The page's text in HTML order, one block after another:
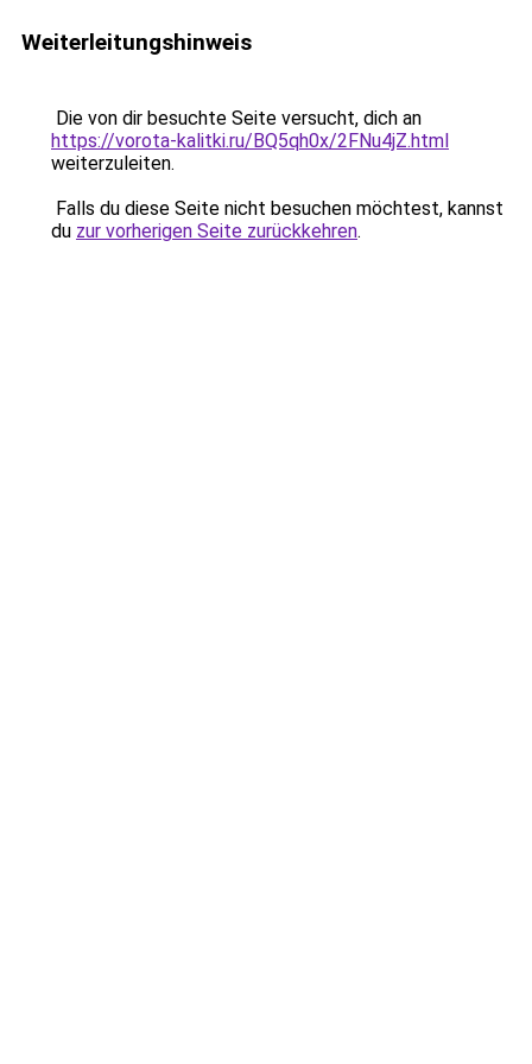
Weiterleitungshinweis
Die von dir besuchte Seite versucht, dich an
https://vorota-kalitki.ru/BQ5qh0x/2FNu4jZ.html
weiterzuleiten.
Falls du diese Seite nicht besuchen möchtest, kannst
du zur vorherigen Seite zurückkehren.